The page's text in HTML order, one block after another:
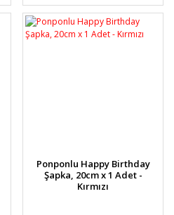
Ponponlu Happy Birthday
Şapka, 20cm x 1 Adet -
Kırmızı